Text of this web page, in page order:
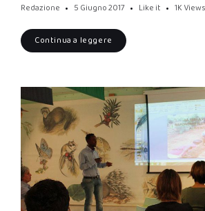
Redazione 5 Giugno 2017 Like it 1K Views
Continua a leggere